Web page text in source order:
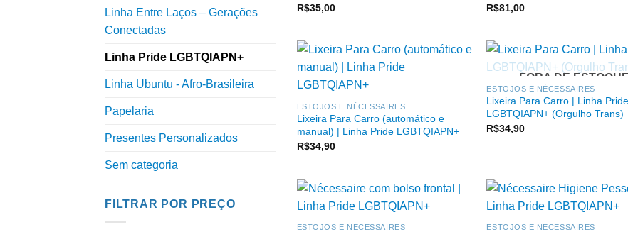
Linha Entre Laços – Gerações
Conectadas
Linha Pride LGBTQIAPN+
Linha Ubuntu - Afro-Brasileira
Papelaria
Presentes Personalizados
Sem categoria
FILTRAR POR PREÇO
R$35,00
R$81,00
ESTOJOS E NÉCESSAIRES
Lixeira Para Carro (automático e
manual) | Linha Pride LGBTQIAPN+
R$34,90
FORA DE ESTOQUE
ESTOJOS E NÉCESSAIRES
Lixeira Para Carro | Linha Pride
LGBTQIAPN+ (Orgulho Trans)
R$34,90
ESTOJOS E NÉCESSAIRES ESTOJOS E NÉCESSAIRES